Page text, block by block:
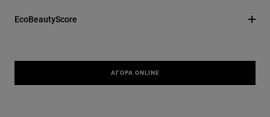
EcoBeautyScore
ΑΓΟΡΆ ONLINE